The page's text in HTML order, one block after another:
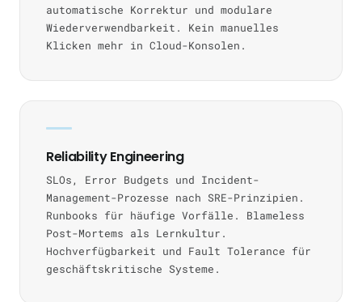
automatische Korrektur und modulare
Wiederverwendbarkeit. Kein manuelles
Klicken mehr in Cloud-Konsolen.
Reliability Engineering
SLOs, Error Budgets und Incident-
Management-Prozesse nach SRE-Prinzipien.
Runbooks für häufige Vorfälle. Blameless
Post-Mortems als Lernkultur.
Hochverfügbarkeit und Fault Tolerance für
geschäftskritische Systeme.